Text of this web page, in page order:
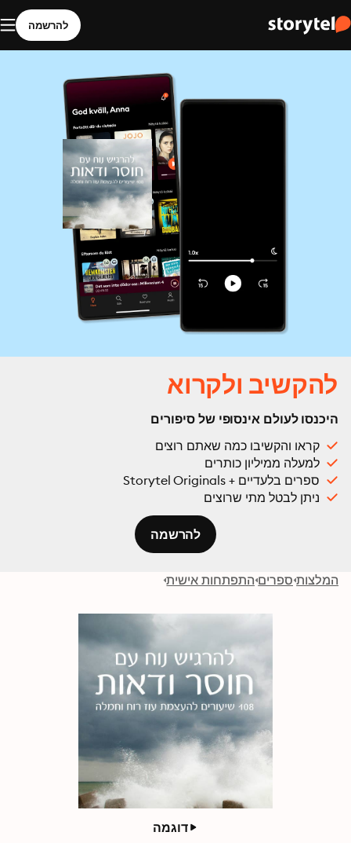
להרשמה
להקשיב ולקרוא
היכנסו לעולם אינסופי של סיפורים
קראו והקשיבו כמה שאתם רוצים
למעלה ממיליון כותרים
ספרים בלעדיים + Storytel Originals
ניתן לבטל מתי שרוצים
להרשמה
המלצות ספרים התפתחות אישית
דוגמה